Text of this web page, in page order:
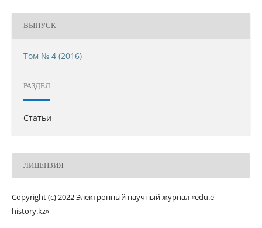
ВЫПУСК
Том № 4 (2016)
РАЗДЕЛ
Статьи
ЛИЦЕНЗИЯ
Copyright (c) 2022 Электронный научный журнал «edu.e-
history.kz»